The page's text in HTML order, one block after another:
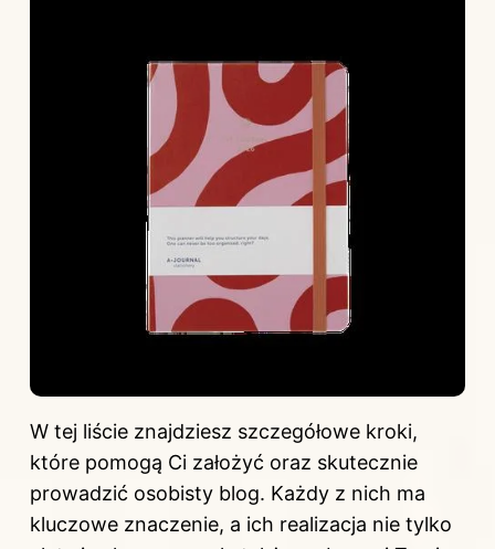
W tej liście znajdziesz szczegółowe kroki,
które pomogą Ci założyć oraz skutecznie
prowadzić osobisty blog. Każdy z nich ma
kluczowe znaczenie, a ich realizacja nie tylko